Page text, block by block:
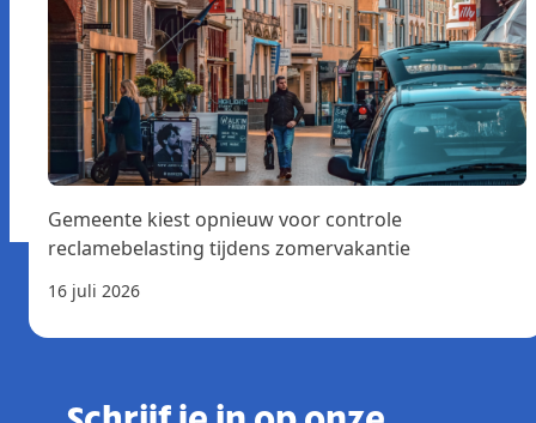
Gemeente kiest opnieuw voor controle
reclamebelasting tijdens zomervakantie
16 juli 2026